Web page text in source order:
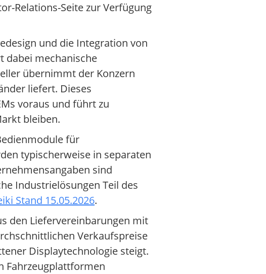
Relations-Seite zur Verfügung
und die Integration von
dabei mechanische
übernimmt der Konzern
liefert. Dieses
voraus und führt zu
bleiben.
für
typischerweise in separaten
sind
Industrielösungen Teil des
Stand 15.05.2026.
den Liefervereinbarungen mit
Verkaufspreise
Displaytechnologie steigt.
Fahrzeugplattformen